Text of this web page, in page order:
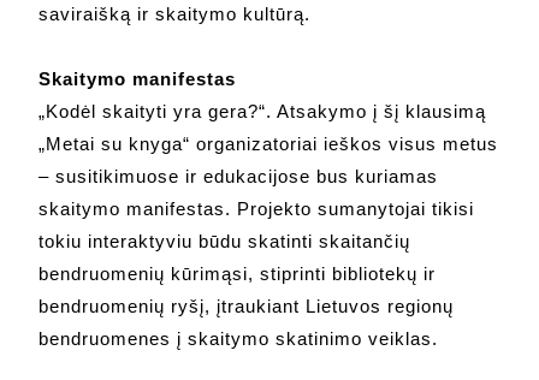
saviraišką ir skaitymo kultūrą.
Skaitymo manifestas
„Kodėl skaityti yra gera?“. Atsakymo į šį klausimą
„Metai su knyga“ organizatoriai ieškos visus metus
– susitikimuose ir edukacijose bus kuriamas
skaitymo manifestas. Projekto sumanytojai tikisi
tokiu interaktyviu būdu skatinti skaitančių
bendruomenių kūrimąsi, stiprinti bibliotekų ir
bendruomenių ryšį, įtraukiant Lietuvos regionų
bendruomenes į skaitymo skatinimo veiklas.